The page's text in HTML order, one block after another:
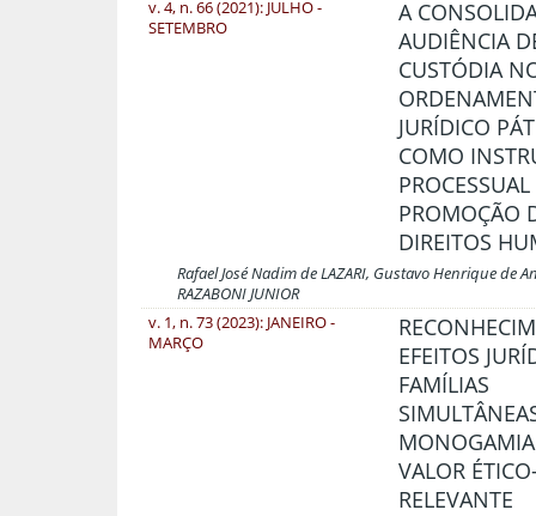
v. 4, n. 66 (2021): JULHO -
SETEMBRO
A
AUDIÊNCIA
CUSTÓDIA
JURÍDICO
COMO
PROMOÇÃO
DIREITOS
Rafael José Nadim de LAZARI, Gustavo Henrique de
RAZABONI JUNIOR
v. 1, n. 73 (2023): JANEIRO -
MARÇO
EFEITOS
FAMÍLIAS
VALOR
RELEVANTE